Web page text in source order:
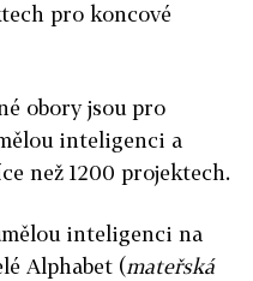
pro koncové
obory jsou pro
inteligenci a
než 1200 projektech.
inteligenci na
Alphabet (mateřská